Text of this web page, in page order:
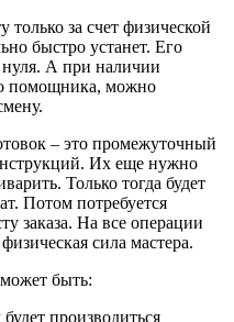
за счет физической
быстро устанет. Его
нуля. А при наличии
помощника, можно
– это промежуточный
Их еще нужно
Только тогда будет
Потом потребуется
заказа. На все операции
сила мастера.
быть:
производиться